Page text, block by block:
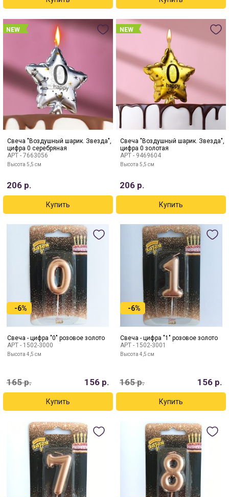
NEW
Свеча "Воздушный шарик. Звезда",
цифра 0 серебряная
АРТ - 7663056
Высота 5,5 см
206р.
NEW
Свеча "Воздушный шарик. Звезда",
цифра 0 золотая
АРТ - 9469604
Высота 5,5 см
206 р.
-6%
Свеча - цифра "0" розовое золото
АРТ - 1502-3000
Высота 4,5 см
165р. 156 р.
-6%
Свеча - цифра "1" розовое золото
АРТ - 1502-3001
Высота 4,5 см
165р. 156 р.